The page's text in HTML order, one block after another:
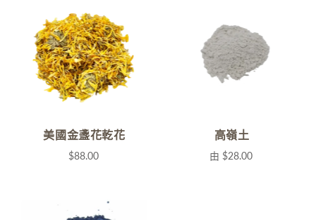
美國金盞花乾花
$88.00
高嶺土
由 $28.00